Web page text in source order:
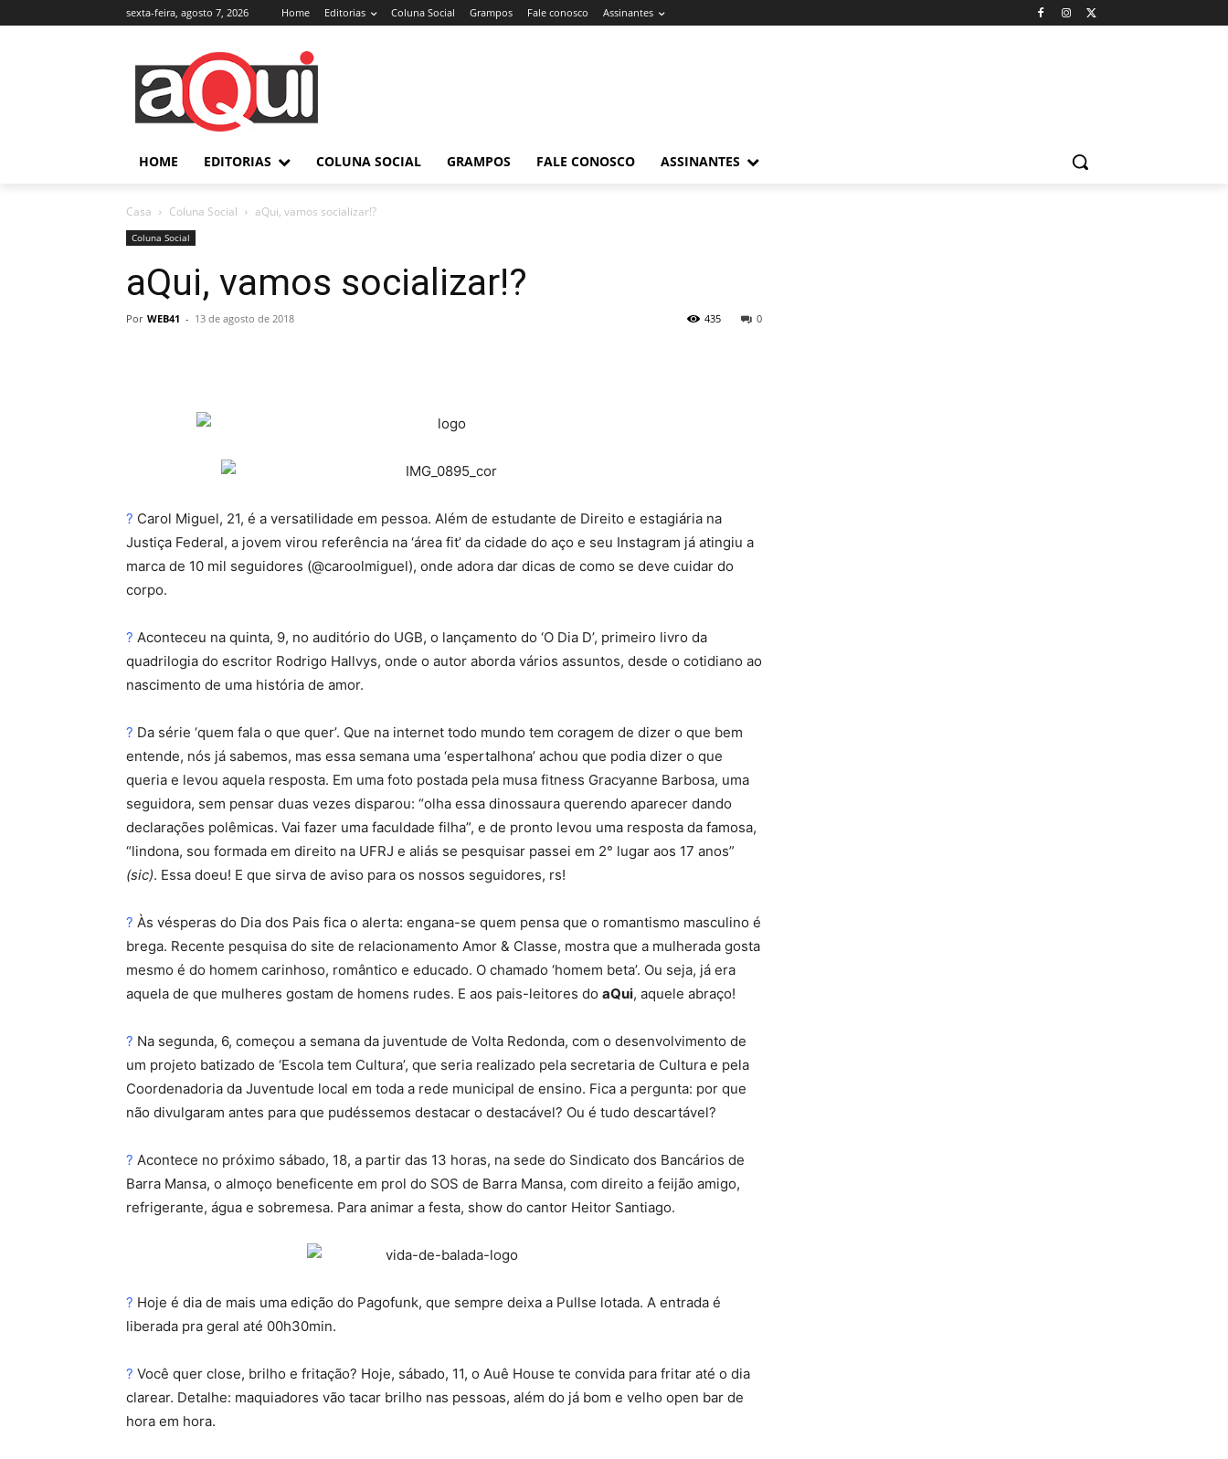
sexta-feira, agosto 7, 2026 Home Editorias Coluna Social Grampos Fale conosco Assinantes
HOME EDITORIAS COLUNA SOCIAL GRAMPOS FALE CONOSCO ASSINANTES
Casa Coluna Social aQui, vamos socializar!?
Coluna Social
aQui, vamos socializar!?
Por WEB41 - 13 de agosto de 2018 0
435
? Carol Miguel, 21, é a versatilidade em pessoa. Além de estudante de Direito e estagiária na
Justiça Federal, a jovem virou referência na ‘área fit’ da cidade do aço e seu Instagram já atingiu a
marca de 10 mil seguidores (@caroolmiguel), onde adora dar dicas de como se deve cuidar do
corpo.
? Aconteceu na quinta, 9, no auditório do UGB, o lançamento do ‘O Dia D’, primeiro livro da
quadrilogia do escritor Rodrigo Hallvys, onde o autor aborda vários assuntos, desde o cotidiano ao
nascimento de uma história de amor.
? Da série ‘quem fala o que quer’. Que na internet todo mundo tem coragem de dizer o que bem
entende, nós já sabemos, mas essa semana uma ‘espertalhona’ achou que podia dizer o que
queria e levou aquela resposta. Em uma foto postada pela musa fitness Gracyanne Barbosa, uma
seguidora, sem pensar duas vezes disparou: “olha essa dinossaura querendo aparecer dando
declarações polêmicas. Vai fazer uma faculdade filha”, e de pronto levou uma resposta da famosa,
“lindona, sou formada em direito na UFRJ e aliás se pesquisar passei em 2° lugar aos 17 anos”
(sic). Essa doeu! E que sirva de aviso para os nossos seguidores, rs!
? Às vésperas do Dia dos Pais fica o alerta: engana-se quem pensa que o romantismo masculino é
brega. Recente pesquisa do site de relacionamento Amor & Classe, mostra que a mulherada gosta
mesmo é do homem carinhoso, romântico e educado. O chamado ‘homem beta’. Ou seja, já era
aquela de que mulheres gostam de homens rudes. E aos pais-leitores do aQui, aquele abraço!
? Na segunda, 6, começou a semana da juventude de Volta Redonda, com o desenvolvimento de
um projeto batizado de ‘Escola tem Cultura’, que seria realizado pela secretaria de Cultura e pela
Coordenadoria da Juventude local em toda a rede municipal de ensino. Fica a pergunta: por que
não divulgaram antes para que pudéssemos destacar o destacável? Ou é tudo descartável?
? Acontece no próximo sábado, 18, a partir das 13 horas, na sede do Sindicato dos Bancários de
Barra Mansa, o almoço beneficente em prol do SOS de Barra Mansa, com direito a feijão amigo,
refrigerante, água e sobremesa. Para animar a festa, show do cantor Heitor Santiago.
? Hoje é dia de mais uma edição do Pagofunk, que sempre deixa a Pullse lotada. A entrada é
liberada pra geral até 00h30min.
? Você quer close, brilho e fritação? Hoje, sábado, 11, o Auê House te convida para fritar até o dia
clarear. Detalhe: maquiadores vão tacar brilho nas pessoas, além do já bom e velho open bar de
hora em hora.